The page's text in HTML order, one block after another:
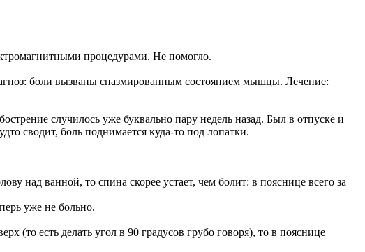
процедурами. Не помогло.
боли вызваны спазмированным состоянием мышцы. Лечение:
случилось уже буквально пару недель назад. Был в отпуске и
сводит, боль поднимается куда-то под лопатки.
над ванной, то спина скорее устает, чем болит: в пояснице всего за
уже не больно.
(то есть делать угол в 90 градусов грубо говоря), то в пояснице